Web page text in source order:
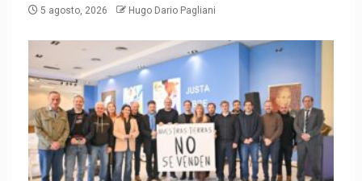
5 agosto, 2026 Hugo Dario Pagliani